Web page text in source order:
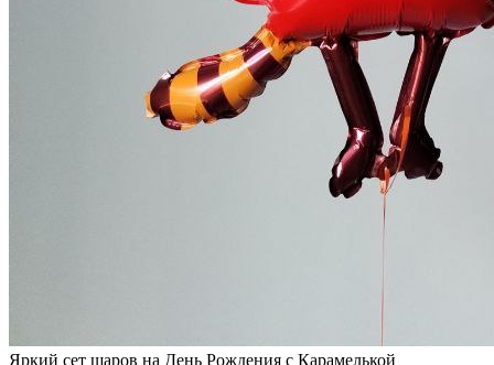
Яркий сет шаров на День Рождения с Карамелькой